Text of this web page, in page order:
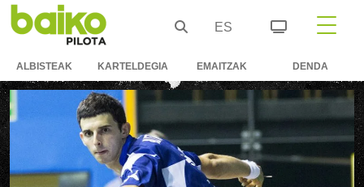
ES
ALBISTEAK KARTELDEGIA EMAITZAK DENDA